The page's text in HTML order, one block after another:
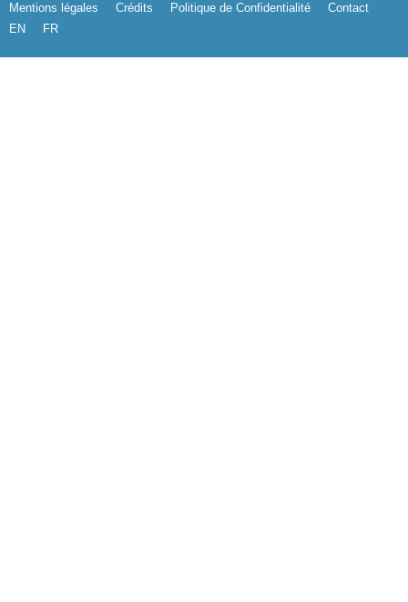
Mentions légales
Crédits Politique de Confidentialité
Contact
EN
FR